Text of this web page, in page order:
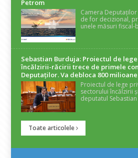
Petrom
Camera
de for decizional,
unele măsuri fiscal-
Sebastian Burduja: Proiectul de
încălzirii-răcirii trece de primele
Deputaților. Va debloca 800
Proiectul de lege
sectorului încălzirii
deputatul
Toate articolele